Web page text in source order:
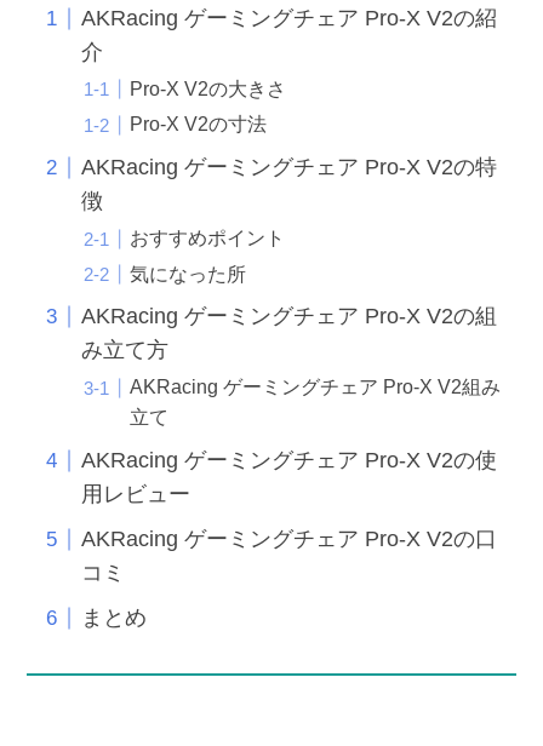
AKRacing ゲーミングチェア Pro-X V2の紹
介
Pro-X V2の大きさ
Pro-X V2の寸法
AKRacing ゲーミングチェア Pro-X V2の特
徴
おすすめポイント
気になった所
AKRacing ゲーミングチェア Pro-X V2の組
み立て方
AKRacing ゲーミングチェア Pro-X V2組み
立て
AKRacing ゲーミングチェア Pro-X V2の使
用レビュー
AKRacing ゲーミングチェア Pro-X V2の口
コミ
まとめ